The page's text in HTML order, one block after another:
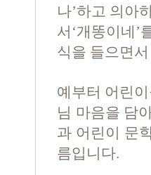
나’하고 의아
서‘개똥이네
식을 들으면
예부터 어린
님 마음을 담
과 어린이 문
름입니다.